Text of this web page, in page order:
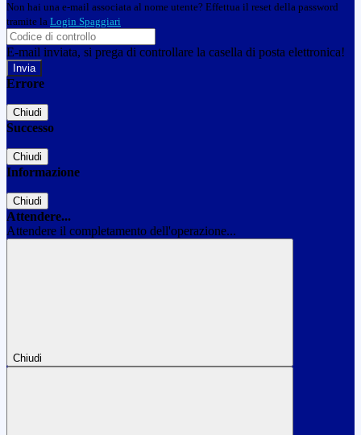
Non hai una e-mail associata al nome utente? Effettua il reset della password
tramite la Login Spaggiari
E-mail inviata, si prega di controllare la casella di posta elettronica!
Errore
Chiudi
Successo
Chiudi
Informazione
Chiudi
Attendere...
Attendere il completamento dell'operazione...
Chiudi